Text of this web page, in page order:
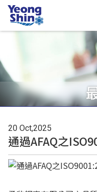
20 Oct,2025
通過AFAQ之